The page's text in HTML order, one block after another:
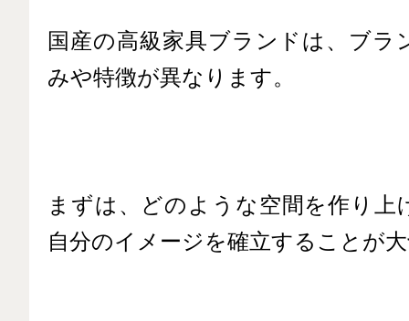
国産の高級家具ブランドは、ブラ
みや特徴が異なります。
まずは、どのような空間を作り上
自分のイメージを確立することが